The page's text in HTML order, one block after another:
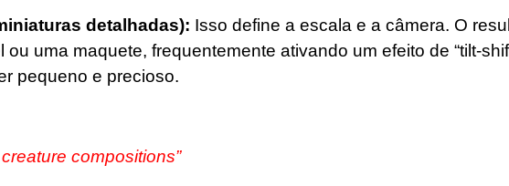
detalhadas): Isso define a escala e a câmera. O
uma maquete, frequentemente ativando um efeito de “tilt-
pequeno e precioso.
compositions”